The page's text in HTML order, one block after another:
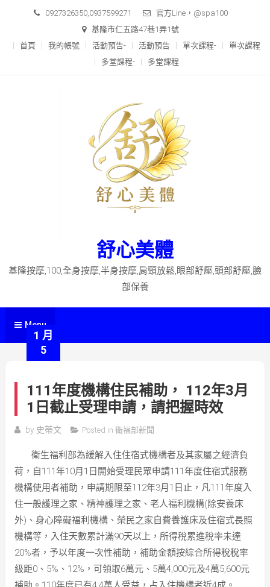
content
0927326350,0937599271
官方Line，@spa100
基隆市仁五路47巷1弄1號
首頁
我的帳號 活動預告- 活動預告 單次課程-
單次課程
多堂課程-
多堂課程
舒心美體
基隆按摩,100,全身按摩,半身按摩,肩頸放鬆,眼部舒壓,頭部舒壓,臉
部保養
Menu
1 月
5
111年度機構住民補助， 112年3月
1日截止受理申請，請把握時效
by 史蒂文 Posted in 衛福部新聞
衛生福利部為緩解入住住宿式機構者及其家屬之經濟負
荷，自111年10月1日開始受理民眾申請111年度住宿式服務
機構使用者補助，申請期限至112年3月1日止，凡111年度入
住一般護理之家、精神護理之家、老人福利機構(除安養床
外)、身心障礙福利機構、榮民之家自費養護床及住宿式長照
機構等，入住天數累計滿90天以上，所得稅累進稅率未達
20%者，予以年度一次性補助，補助金額按綜合所得稅稅率
級距0、5%、12%，可領取6萬元、5萬4,000元及4萬5,600元